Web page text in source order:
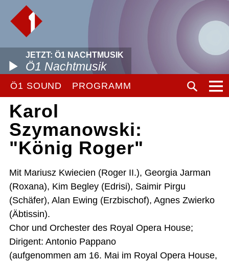
JETZT: Ö1 NACHTMUSIK
Ö1 Nachtmusik
Ö1 SOUND PROGRAMM
Karol
Szymanowski:
"König Roger"
Mit Mariusz Kwiecien (Roger II.), Georgia Jarman
(Roxana), Kim Begley (Edrisi), Saimir Pirgu
(Schäfer), Alan Ewing (Erzbischof), Agnes Zwierko
(Äbtissin).
Chor und Orchester des Royal Opera House;
Dirigent: Antonio Pappano
(aufgenommen am 16. Mai im Royal Opera House,